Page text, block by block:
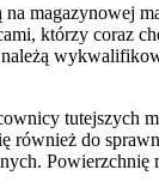
magazynowej
którzy coraz
tutejszych
do